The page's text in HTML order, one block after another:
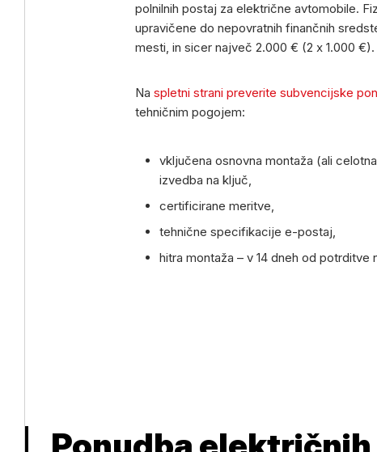
polnilnih postaj za električne avtomobile.
upravičene do nepovratnih finančnih
mesti, in sicer največ 2.000 € (2 x 1.000 €).
Na spletni strani preverite subvencijske
tehničnim pogojem:
vključena osnovna montaža (ali
izvedba na ključ,
certificirane meritve,
tehnične specifikacije e-postaj,
hitra montaža – v 14 dneh od potrditve